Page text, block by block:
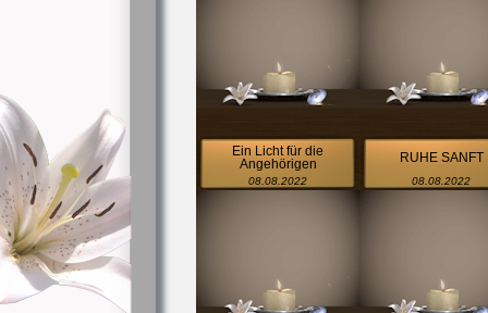
Ein Licht für die
Angehörigen
08.08.2022
RUHE SANFT
08.08.2022